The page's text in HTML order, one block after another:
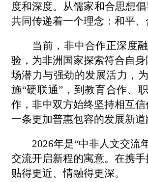
度和深度。从儒家和合思想
共同传递着一个理念：和平
当前，非中合作正深度
验，为非洲国家探索符合自
场潜力与强劲的发展活力，
施“硬联通”，到教育合作、
作，非中双方始终坚持相互
一条更加普惠包容的发展新道
2026年是“中非人文交流
交流开启新程的寓意。在携
贴得更近、情融得更深。